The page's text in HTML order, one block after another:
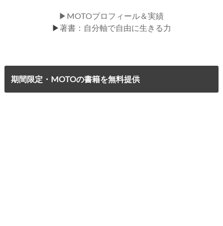
▶MOTOプロフィール＆実績
▶著書：自分軸で自由に生きる力
期間限定・MOTOの書籍を無料提供